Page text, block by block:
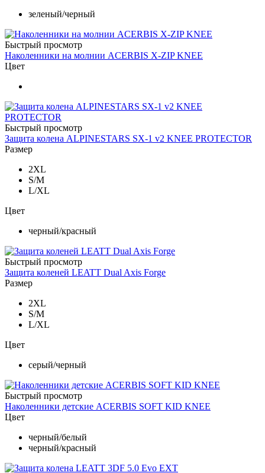
зеленый/черный
Быстрый просмотр
Наколенники на молнии ACERBIS X-ZIP KNEE
Цвет
Быстрый просмотр
Защита колена ALPINESTARS SX-1 v2 KNEE PROTECTOR
Размер
2XL
S/M
L/XL
Цвет
черный/красный
Быстрый просмотр
Защита коленей LEATT Dual Axis Forge
Размер
2XL
S/M
L/XL
Цвет
серый/черный
Быстрый просмотр
Наколенники детские ACERBIS SOFT KID KNEE
Цвет
черный/белый
черный/красный